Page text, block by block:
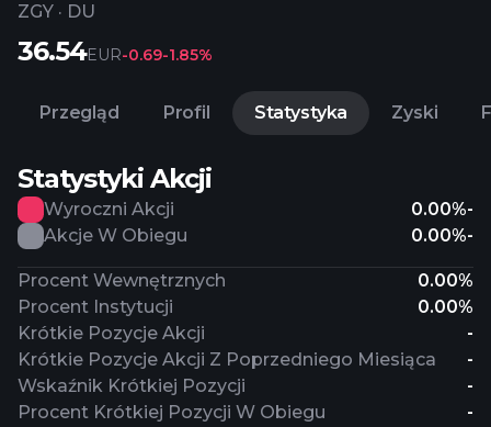
ZGY · DU
36.54EUR-0.69-1.85%
Przegląd Profil Statystyka Zyski
Statystyki Akcji
Wyroczni Akcji 0.00%-
Akcje W Obiegu
0.00%-
Procent Wewnętrznych
0.00%
Procent Instytucji
0.00%
Krótkie Pozycje Akcji
-
Krótkie Pozycje Akcji Z Poprzedniego Miesiąca
-
Wskaźnik Krótkiej Pozycji
-
Procent Krótkiej Pozycji W Obiegu
-